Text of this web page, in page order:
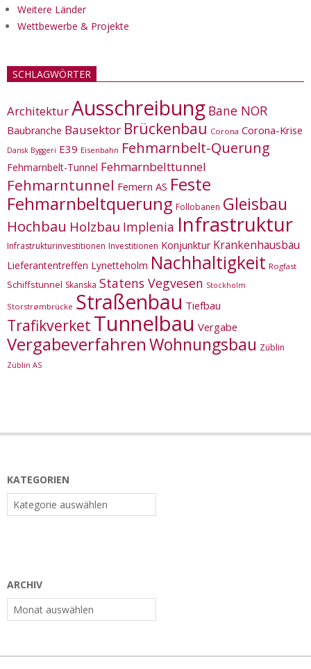
Weitere Länder
Wettbewerbe & Projekte
SCHLAGWÖRTER
ArchitekturAusschreibung Bane NOR
Baubranche Bausektor Brückenbau Corona Corona-Krise
Dansk Byggeri E39 Eisenbahn Fehmarnbelt-Querung
Fehmarnbelt-Tunnel Fehmarnbelttunnel
Fehmarntunnel Femern AS Feste
Fehmarnbeltquerung Follobanen Gleisbau
Hochbau Holzbau Implenia Infrastruktur
Infrastrukturinvestitionen Investitionen Konjunktur Krankenhausbau
Lieferantentreffen Lynetteholm Nachhaltigkeit Rogfast
Schiffstunnel Skanska Statens Vegvesen Stockholm
Storstrømbrücke Straßenbau Tiefbau
Trafikverket Tunnelbau Vergabe
VergabeverfahrenWohnungsbau Züblin
Züblin AS
KATEGORIEN
Kategorien
ARCHIV
Archiv